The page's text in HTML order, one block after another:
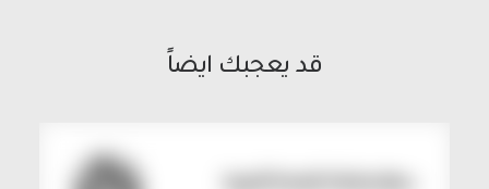
قد يعجبك ايضاً